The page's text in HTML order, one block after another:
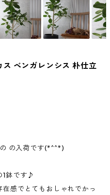
ベンガレンシス 朴仕立
の入荷です(*^^*)
1鉢です♪
感でとてもおしゃれでかっ